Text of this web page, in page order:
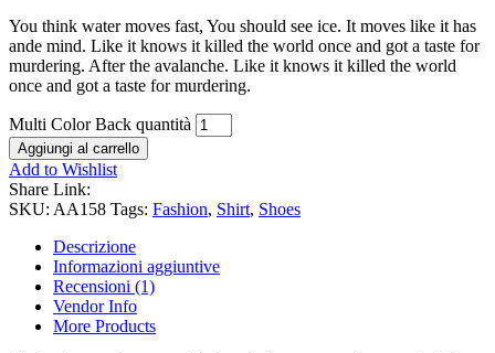
You think water moves fast, You should see ice. It moves like it has
ande mind. Like it knows it killed the world once and got a taste for
murdering. After the avalanche. Like it knows it killed the world
once and got a taste for murdering.
Multi Color Back quantità
Aggiungi al carrello
Add to Wishlist
Share Link:
SKU: AA158 Tags: Fashion, Shirt, Shoes
Descrizione
Informazioni aggiuntive
Recensioni (1)
Vendor Info
More Products